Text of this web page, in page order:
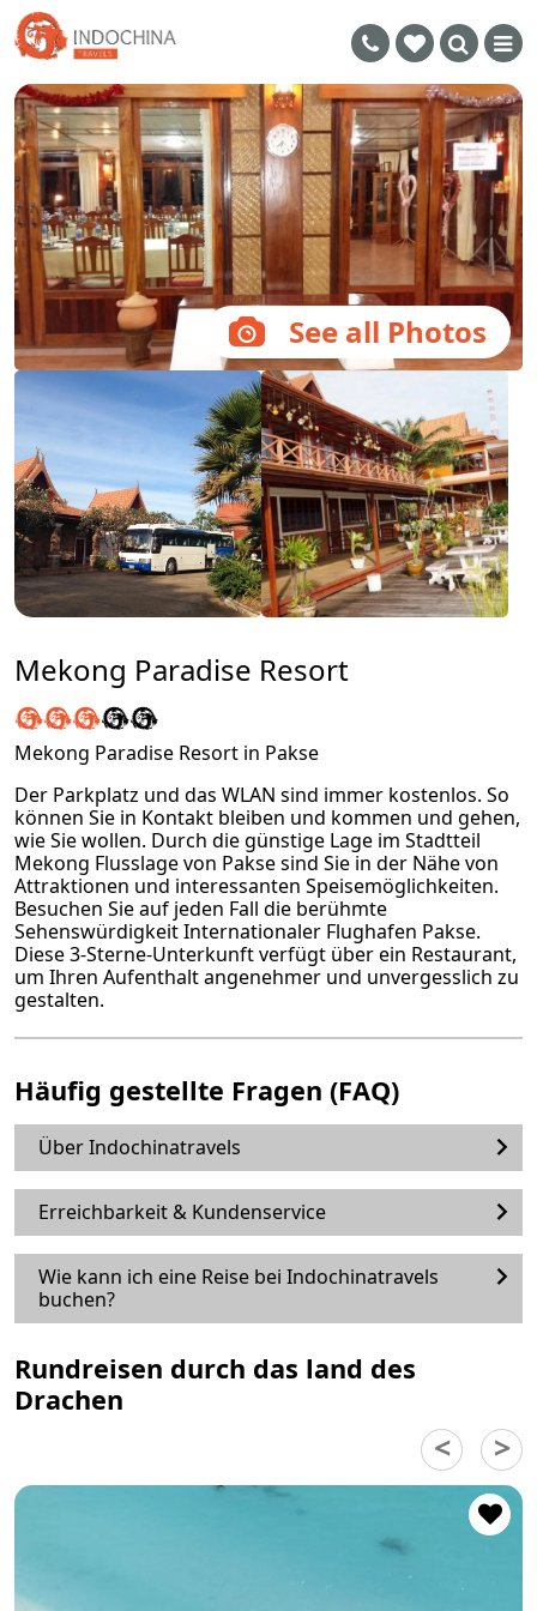
See all Photos
Mekong Paradise Resort
Mekong Paradise Resort in Pakse
Der Parkplatz und das WLAN sind immer kostenlos. So
können Sie in Kontakt bleiben und kommen und gehen,
wie Sie wollen. Durch die günstige Lage im Stadtteil
Mekong Flusslage von Pakse sind Sie in der Nähe von
Attraktionen und interessanten Speisemöglichkeiten.
Besuchen Sie auf jeden Fall die berühmte
Sehenswürdigkeit Internationaler Flughafen Pakse.
Diese 3-Sterne-Unterkunft verfügt über ein Restaurant,
um Ihren Aufenthalt angenehmer und unvergesslich zu
gestalten.
Häufig gestellte Fragen (FAQ)
Über Indochinatravels
Erreichbarkeit & Kundenservice
Wie kann ich eine Reise bei Indochinatravels
buchen?
Rundreisen durch das land des
Drachen